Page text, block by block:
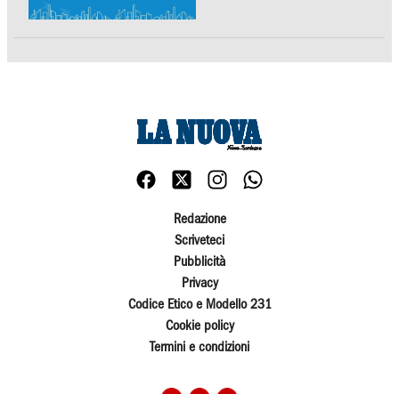
Redazione
Scriveteci
Pubblicità
Privacy
Codice Etico e Modello 231
Cookie policy
Termini e condizioni